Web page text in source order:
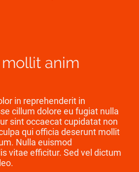
anim
in reprehenderit in
cillum dolore eu fugiat nulla
sint occaecat cupidatat non
qui officia deserunt mollit
Nulla euismod
vitae efficitur. Sed vel dictum